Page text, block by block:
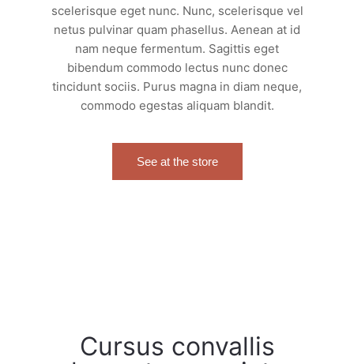
scelerisque eget nunc. Nunc, scelerisque vel
netus pulvinar quam phasellus. Aenean at id
nam neque fermentum. Sagittis eget
bibendum commodo lectus nunc donec
tincidunt sociis. Purus magna in diam neque,
commodo egestas aliquam blandit.
See at the store
Cursus convallis